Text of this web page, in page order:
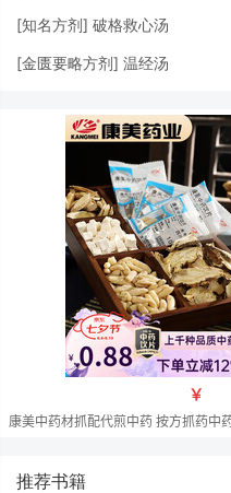
[知名方剂] 破格救心汤
[金匮要略方剂] 温经汤
推荐书籍